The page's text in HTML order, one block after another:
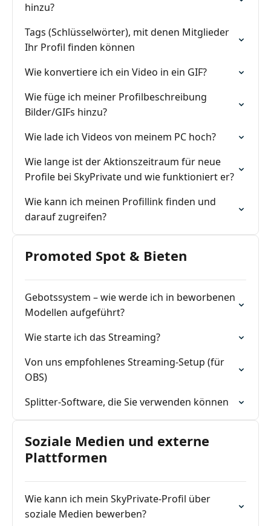
hinzu?
Tags (Schlüsselwörter), mit denen Mitglieder
Ihr Profil finden können
Wie konvertiere ich ein Video in ein GIF?
Wie füge ich meiner Profilbeschreibung
Bilder/GIFs hinzu?
Wie lade ich Videos von meinem PC hoch?
Wie lange ist der Aktionszeitraum für neue
Profile bei SkyPrivate und wie funktioniert er?
Wie kann ich meinen Profillink finden und
darauf zugreifen?
Promoted Spot & Bieten
Gebotssystem – wie werde ich in beworbenen
Modellen aufgeführt?
Wie starte ich das Streaming?
Von uns empfohlenes Streaming-Setup (für
OBS)
Splitter-Software, die Sie verwenden können
Soziale Medien und externe
Plattformen
Wie kann ich mein SkyPrivate-Profil über
soziale Medien bewerben?